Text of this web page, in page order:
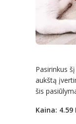
Pasirinkus
aukštą
šis
Kaina: 4.59